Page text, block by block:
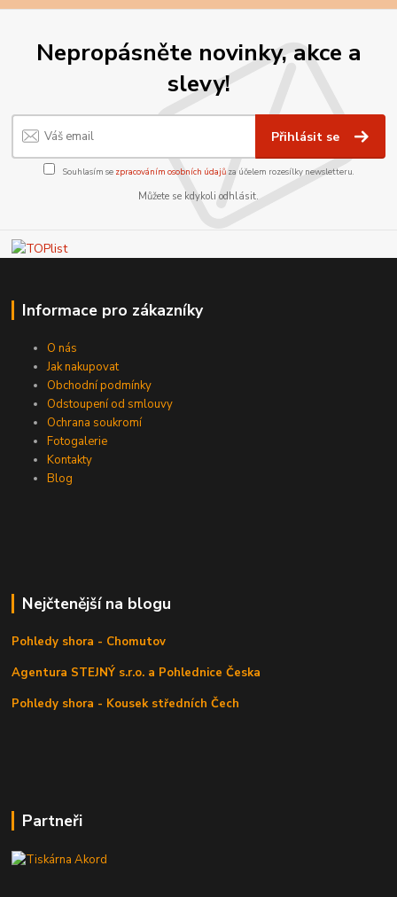
Nepropásněte novinky, akce a
slevy!
Přihlásit se
Souhlasím se zpracováním osobních údajůza účelem rozesílky newsletteru.
Můžete se kdykoli odhlásit.
Informace pro zákazníky
O nás
Jak nakupovat
Obchodní podmínky
Odstoupení od smlouvy
Ochrana soukromí
Fotogalerie
Kontakty
Blog
Nejčtenější na blogu
Pohledy shora - Chomutov
Agentura STEJNÝ s.r.o. a Pohlednice Česka
Pohledy shora - Kousek středních Čech
Partneři